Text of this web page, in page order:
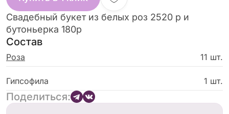
Свадебный букет из белых роз 2520 р и
бутоньерка 180р
Состав
Роза 11 шт.
Гипсофила 1 шт.
Поделиться: